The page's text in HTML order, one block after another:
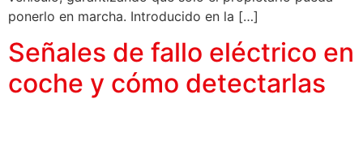
ponerlo en marcha. Introducido en la […]
Señales de fallo eléctrico en
coche y cómo detectarlas